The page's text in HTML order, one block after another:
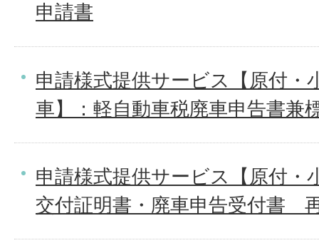
申請書
申請様式提供サービス【原付・
車】：軽自動車税廃車申告書兼
申請様式提供サービス【原付・
交付証明書・廃車申告受付書＿